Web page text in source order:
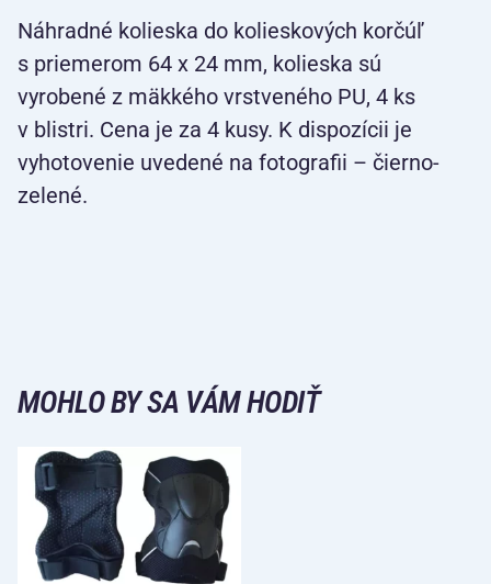
Náhradné kolieska do kolieskových korčúľ
s priemerom 64 x 24 mm, kolieska sú
vyrobené z mäkkého vrstveného PU, 4 ks
v blistri. Cena je za 4 kusy. K dispozícii je
vyhotovenie uvedené na fotografii – čierno-
zelené.
MOHLO BY SA VÁM HODIŤ